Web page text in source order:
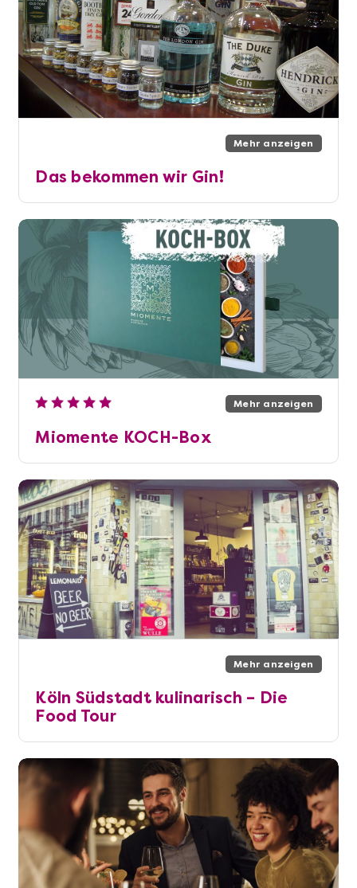
Mehr anzeigen
Das bekommen wir Gin!
Mehr anzeigen
Miomente KOCH-Box
Mehr anzeigen
Köln Südstadt kulinarisch – Die
Food Tour